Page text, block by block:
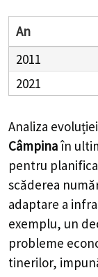
An
2011
2021
Analiza
Câmpinaîn
pentru
scăderea
adaptare a
exemplu, un
probleme
tinerilor,